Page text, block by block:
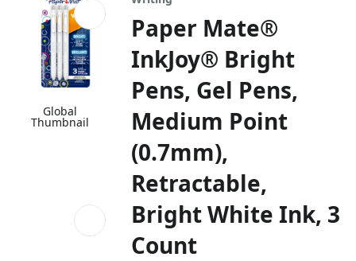
Global
Thumbnail
Paper Mate®
InkJoy® Bright
Pens, Gel Pens,
Medium Point
(0.7mm),
Retractable,
Bright White Ink, 3
Count